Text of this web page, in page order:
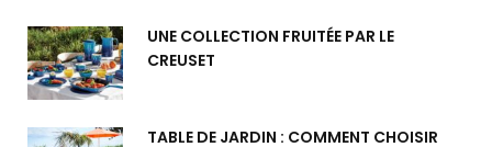
UNE COLLECTION FRUITÉE PAR LE
CREUSET
TABLE DE JARDIN : COMMENT CHOISIR